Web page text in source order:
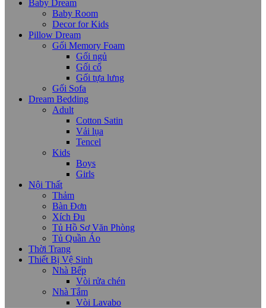
Baby Dream
Baby Room
Decor for Kids
Pillow Dream
Gối Memory Foam
Gối ngủ
Gối cổ
Gối tựa lưng
Gối Sofa
Dream Bedding
Adult
Cotton Satin
Vải lụa
Tencel
Kids
Boys
Girls
Nội Thất
Thảm
Bàn Đơn
Xích Đu
Tủ Hồ Sơ Văn Phòng
Tủ Quần Áo
Thời Trang
Thiết Bị Vệ Sinh
Nhà Bếp
Vòi rửa chén
Nhà Tắm
Vòi Lavabo